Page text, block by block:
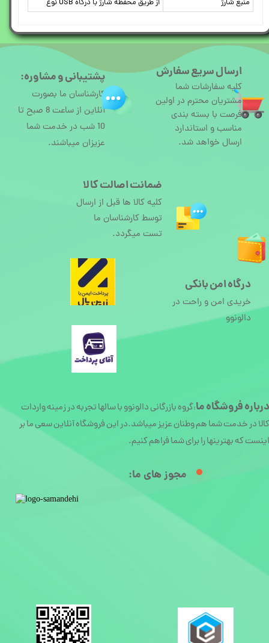
منبع شارژ
از طریق محفظه شارژ با درگاه USB نوع
ارسال سریع سفارش
کلیه سفارشات شما
مشتریان محترم در اولین
فرصت با بسته بندی
مناسب و استاندارد
ارسال خواهد شد.
دربارهفروشگاه ما:گروه بازرگانی دالونوو با سالها تجربه در زمینه واردات
کالا در خدمت شما هم وطنان عزیز میباشد.در این فروشگاه آنلاین سعی ما بر
اینست که بهترینها را برای شما فراهم کنیم.
درگاه امن بانکی
خریدی امن و راحت در
دالونوو
پشتیبانی و مشاوره:
کارشناسان ما بصورت
آنلاین از ساعت 8 صبح تا
10 شب در خدمت شما
عزیزان میباشند.
ضمانت اصالت کالا
کلیه کالا ها قبل از ارسال
توسط کارشناسان ما
تست میگردد.
مجوز های ما:​